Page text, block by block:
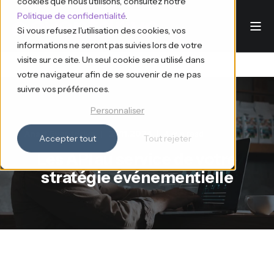
Politique de confidentialité.
Si vous refusez l'utilisation des cookies, vos
informations ne seront pas suivies lors de votre
visite sur ce site. Un seul cookie sera utilisé dans
votre navigateur afin de se souvenir de ne pas
suivre vos préférences.
Personnaliser
Accepter tout Tout rejeter
Ana d'Eventdrive 21.11.2024 4 min read
Les API au service de votre
stratégie événementielle